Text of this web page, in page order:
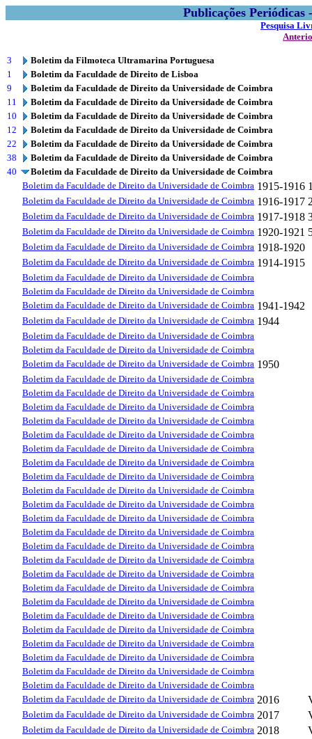
Publicações
Pesquisa
3
Boletim da Filmoteca Ultramarina Portuguesa
1
Boletim da Faculdade de Direito de Lisboa
9
Boletim da Faculdade de Direito da Universidade de Coimbra
11
Boletim da Faculdade de Direito da Universidade de Coimbra
10
Boletim da Faculdade de Direito da Universidade de Coimbra
12
Boletim da Faculdade de Direito da Universidade de Coimbra
22
Boletim da Faculdade de Direito da Universidade de Coimbra
38
Boletim da Faculdade de Direito da Universidade de Coimbra
40
Boletim da Faculdade de Direito da Universidade de Coimbra
Boletim da Faculdade de Direito da Universidade de Coimbra 1915-1916
Boletim da Faculdade de Direito da Universidade de Coimbra 1916-1917
Boletim da Faculdade de Direito da Universidade de Coimbra 1917-1918
Boletim da Faculdade de Direito da Universidade de Coimbra 1920-1921
Boletim da Faculdade de Direito da Universidade de Coimbra 1918-1920
Boletim da Faculdade de Direito da Universidade de Coimbra 1914-1915
Boletim da Faculdade de Direito da Universidade de Coimbra
Boletim da Faculdade de Direito da Universidade de Coimbra
Boletim da Faculdade de Direito da Universidade de Coimbra 1941-1942
Boletim da Faculdade de Direito da Universidade de Coimbra 1944
Boletim da Faculdade de Direito da Universidade de Coimbra
Boletim da Faculdade de Direito da Universidade de Coimbra
Boletim da Faculdade de Direito da Universidade de Coimbra 1950
Boletim da Faculdade de Direito da Universidade de Coimbra
Boletim da Faculdade de Direito da Universidade de Coimbra
Boletim da Faculdade de Direito da Universidade de Coimbra
Boletim da Faculdade de Direito da Universidade de Coimbra
Boletim da Faculdade de Direito da Universidade de Coimbra
Boletim da Faculdade de Direito da Universidade de Coimbra
Boletim da Faculdade de Direito da Universidade de Coimbra
Boletim da Faculdade de Direito da Universidade de Coimbra
Boletim da Faculdade de Direito da Universidade de Coimbra
Boletim da Faculdade de Direito da Universidade de Coimbra
Boletim da Faculdade de Direito da Universidade de Coimbra
Boletim da Faculdade de Direito da Universidade de Coimbra
Boletim da Faculdade de Direito da Universidade de Coimbra
Boletim da Faculdade de Direito da Universidade de Coimbra
Boletim da Faculdade de Direito da Universidade de Coimbra
Boletim da Faculdade de Direito da Universidade de Coimbra
Boletim da Faculdade de Direito da Universidade de Coimbra
Boletim da Faculdade de Direito da Universidade de Coimbra
Boletim da Faculdade de Direito da Universidade de Coimbra
Boletim da Faculdade de Direito da Universidade de Coimbra
Boletim da Faculdade de Direito da Universidade de Coimbra
Boletim da Faculdade de Direito da Universidade de Coimbra
Boletim da Faculdade de Direito da Universidade de Coimbra
Boletim da Faculdade de Direito da Universidade de Coimbra 2016
Boletim da Faculdade de Direito da Universidade de Coimbra 2017
Boletim da Faculdade de Direito da Universidade de Coimbra 2018